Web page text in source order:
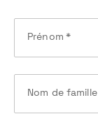
Prénom *
Nom de famille